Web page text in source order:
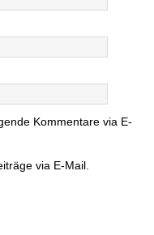
Kommentare via E-
via E-Mail.